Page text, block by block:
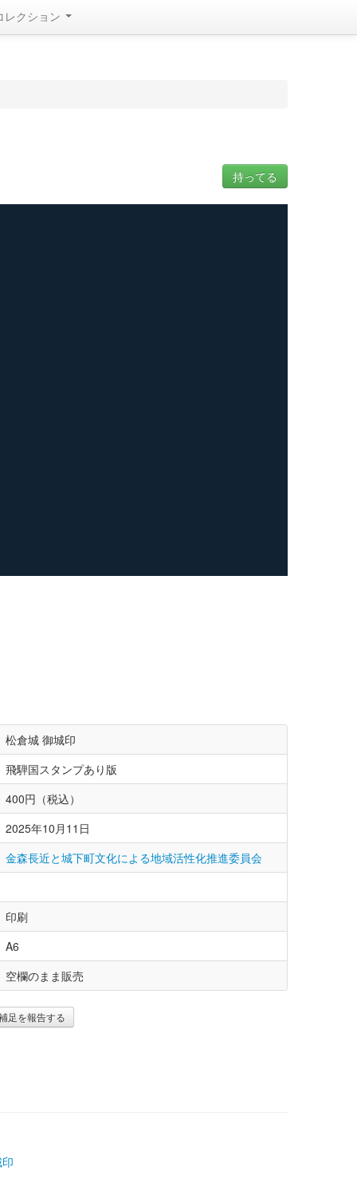
レクション
持ってる
松倉城 御城印
飛騨国スタンプあり版
400円（税込）
2025年10月11日
金森長近と城下町文化による地域活性化推進委員会
印刷
A6
空欄のまま販売
足を報告する